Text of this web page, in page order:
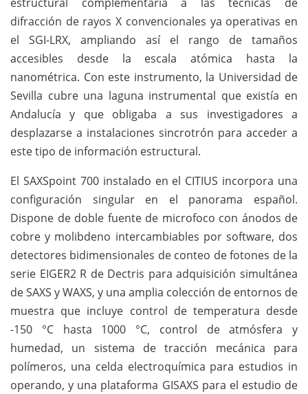
difracción de rayos X convencionales ya operativas en
el SGI-LRX, ampliando así el rango de tamaños
accesibles desde la escala atómica hasta la
nanométrica. Con este instrumento, la Universidad de
Sevilla cubre una laguna instrumental que existía en
Andalucía y que obligaba a sus investigadores a
desplazarse a instalaciones sincrotrón para acceder a
este tipo de información estructural.
El SAXSpoint 700 instalado en el CITIUS incorpora una
configuración singular en el panorama español.
Dispone de doble fuente de microfoco con ánodos de
cobre y molibdeno intercambiables por software, dos
detectores bidimensionales de conteo de fotones de la
serie EIGER2 R de Dectris para adquisición simultánea
de SAXS y WAXS, y una amplia colección de entornos de
muestra que incluye control de temperatura desde
-150 °C hasta 1000 °C, control de atmósfera y
humedad, un sistema de tracción mecánica para
polímeros, una celda electroquímica para estudios in
operando, y una plataforma GISAXS para el estudio de